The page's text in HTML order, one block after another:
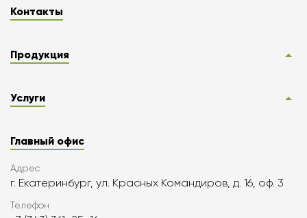
Контакты
Продукция
Услуги
Главный офис
Адрес
г. Екатеринбург, ул. Красных Командиров, д. 16, оф. 3
Телефон